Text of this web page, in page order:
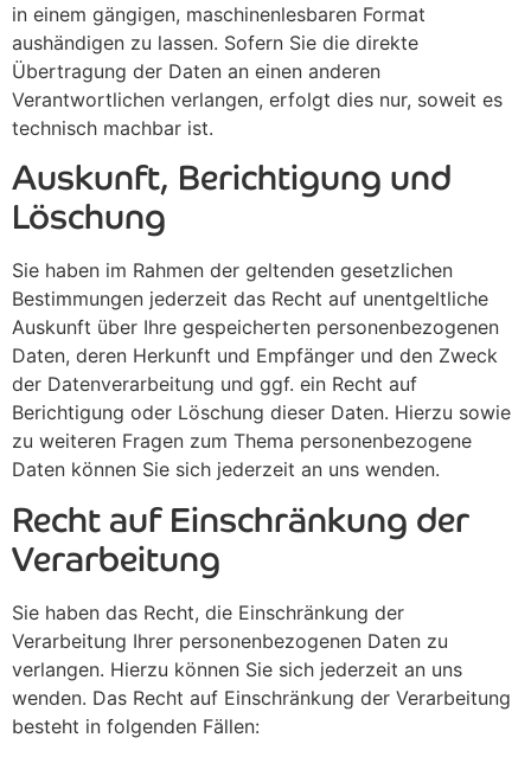
in einem gängigen, maschinenlesbaren Format
aushändigen zu lassen. Sofern Sie die direkte
Übertragung der Daten an einen anderen
Verantwortlichen verlangen, erfolgt dies nur, soweit es
technisch machbar ist.
Auskunft, Berichtigung und
Löschung
Sie haben im Rahmen der geltenden gesetzlichen
Bestimmungen jederzeit das Recht auf unentgeltliche
Auskunft über Ihre gespeicherten personenbezogenen
Daten, deren Herkunft und Empfänger und den Zweck
der Datenverarbeitung und ggf. ein Recht auf
Berichtigung oder Löschung dieser Daten. Hierzu sowie
zu weiteren Fragen zum Thema personenbezogene
Daten können Sie sich jederzeit an uns wenden.
Recht auf Einschränkung der
Verarbeitung
Sie haben das Recht, die Einschränkung der
Verarbeitung Ihrer personenbezogenen Daten zu
verlangen. Hierzu können Sie sich jederzeit an uns
wenden. Das Recht auf Einschränkung der Verarbeitung
besteht in folgenden Fällen: